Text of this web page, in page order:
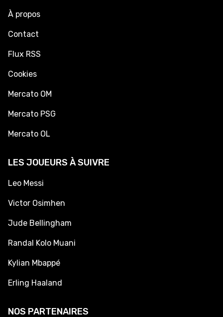
À propos
Contact
Flux RSS
Cookies
Mercato OM
Mercato PSG
Mercato OL
LES JOUEURS À SUIVRE
Leo Messi
Victor Osimhen
Jude Bellingham
Randal Kolo Muani
Kylian Mbappé
Erling Haaland
NOS PARTENAIRES